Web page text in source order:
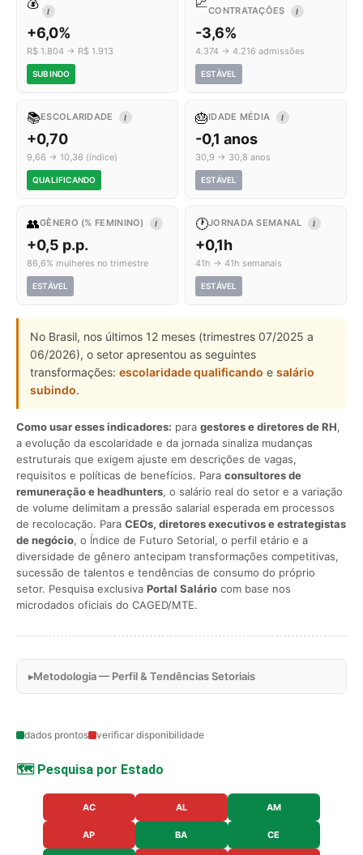
I
+6,0%
R$ 1.804 → R$ 1.913
SUBINDO
CONTRATAÇÕES I
-3,6%
4.374 → 4.216 admissões
ESTÁVEL
📚ESCOLARIDADE I
+0,70
9,66 → 10,36 (índice)
QUALIFICANDO
🎂IDADE MÉDIA I
-0,1 anos
30,9 → 30,8 anos
ESTÁVEL
👥GÊNERO (% FEMININO) I
+0,5 p.p.
86,6% mulheres no trimestre
ESTÁVEL
🕐JORNADA SEMANAL I
+0,1h
41h → 41h semanais
ESTÁVEL
No Brasil, nos últimos 12 meses (trimestres 07/2025 a
06/2026), o setor apresentou as seguintes
transformações: escolaridade qualificando e salário
subindo.
Como usar esses indicadores: para gestores e diretores de RH,
a evolução da escolaridade e da jornada sinaliza mudanças
estruturais que exigem ajuste em descrições de vagas,
requisitos e políticas de benefícios. Para consultores de
remuneração e headhunters, o salário real do setor e a variação
de volume delimitam a pressão salarial esperada em processos
de recolocação. Para CEOs, diretores executivos e estrategistas
de negócio, o Índice de Futuro Setorial, o perfil etário e a
diversidade de gênero antecipam transformações competitivas,
sucessão de talentos e tendências de consumo do próprio
setor. Pesquisa exclusiva Portal Salário com base nos
microdados oficiais do CAGED/MTE.
Metodologia — Perfil & Tendências Setoriais
dados prontos verificar disponibilidade
🗺️ Pesquisa por Estado
AC AL AM
AP BA CE